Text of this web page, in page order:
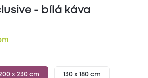
- bílá káva
x 230 cm 130 x 180 cm